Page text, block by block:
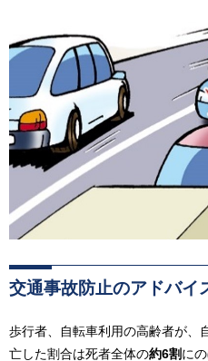
交通事故防止のアドバイ
歩行者、自転車利用の高齢者が、
亡した割合は死者全体の約6割に